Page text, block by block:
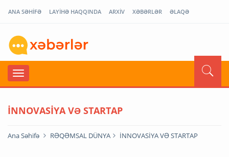
ANA SƏHİFƏ LAYİHƏ HAQQINDA ARXİV XƏBƏRLƏR ƏLAQƏ
İNNOVASİYA VƏ STARTAP
Ana Səhifə RƏQƏMSAL DÜNYA İNNOVASİYA VƏ STARTAP